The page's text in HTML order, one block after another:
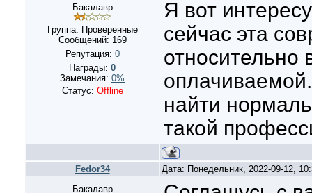
Бакалавр
Группа: Проверенные
Сообщений: 169
Репутация: 0
Награды: 0
Замечания: 0%
Статус: Offline
Я вот
сейчас эта
относительно
найти
такой
Fedor34
Дата: Понедельник, 2022-09-12,
Бакалавр